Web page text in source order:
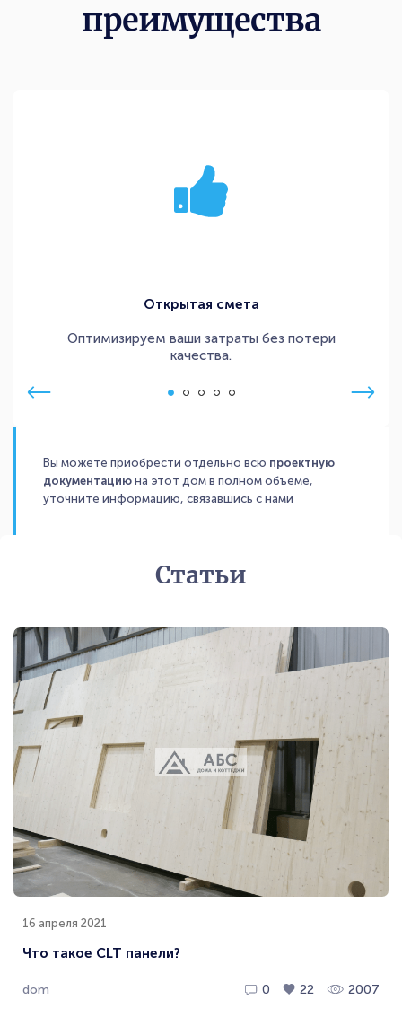
преимущества
Открытая смета
Оптимизируем ваши затраты без потери
качества.
Вы можете приобрести отдельно всю проектную
документацию на этот дом в полном объеме,
уточните информацию, связавшись с нами
Статьи
16 апреля 2021
Что такое CLT панели?
dom 0 22 2007